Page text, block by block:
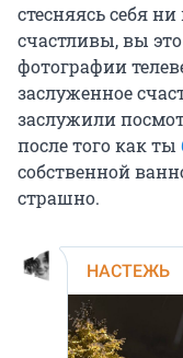
стесняясь себя
счастливы, вы
фотографии
заслуженное
заслужили
после того как ты
собственной
страшно.